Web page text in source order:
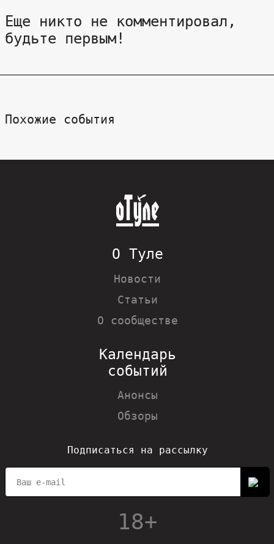
Еще никто не комментировал,
будьте первым!
Похожие события
О Туле
Новости
Статьи
О сообществе
Календарь
событий
Анонсы
Обзоры
Подписаться на рассылку
18+